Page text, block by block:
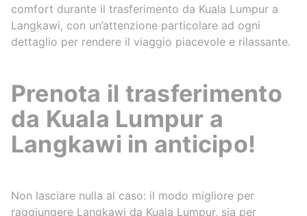
comfort durante il trasferimento da Kuala Lumpur a
Langkawi, con un’attenzione particolare ad ogni
dettaglio per rendere il viaggio piacevole e rilassante.
Prenota il trasferimento
da Kuala Lumpur a
Langkawi in anticipo!
Non lasciare nulla al caso: il modo migliore per
raggiungere Langkawi da Kuala Lumpur, sia per